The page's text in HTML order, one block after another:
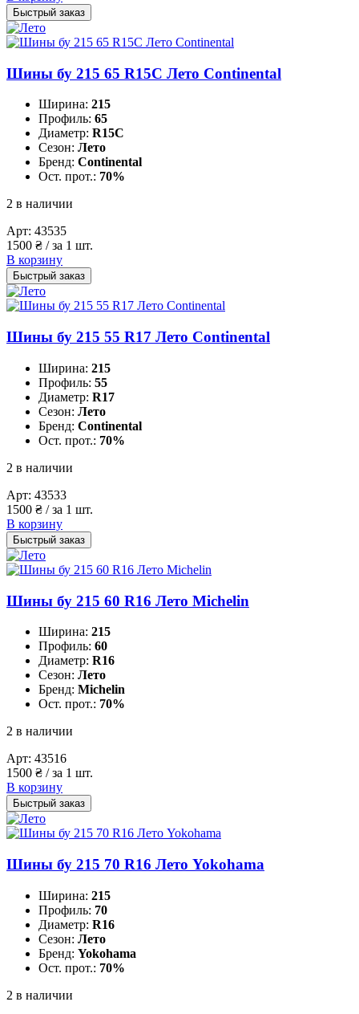
Быстрый заказ
Шины бу 215 65 R15C Лето Continental
Ширина: 215
Профиль: 65
Диаметр: R15C
Сезон: Лето
Бренд: Continental
Ост. прот.: 70%
2 в наличии
Арт: 43535
1500 ₴ / за 1 шт.
В корзину
Быстрый заказ
Шины бу 215 55 R17 Лето Continental
Ширина: 215
Профиль: 55
Диаметр: R17
Сезон: Лето
Бренд: Continental
Ост. прот.: 70%
2 в наличии
Арт: 43533
1500 ₴ / за 1 шт.
В корзину
Быстрый заказ
Шины бу 215 60 R16 Лето Michelin
Ширина: 215
Профиль: 60
Диаметр: R16
Сезон: Лето
Бренд: Michelin
Ост. прот.: 70%
2 в наличии
Арт: 43516
1500 ₴ / за 1 шт.
В корзину
Быстрый заказ
Шины бу 215 70 R16 Лето Yokohama
Ширина: 215
Профиль: 70
Диаметр: R16
Сезон: Лето
Бренд: Yokohama
Ост. прот.: 70%
2 в наличии